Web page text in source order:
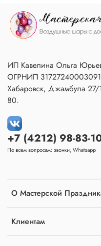
О Мастерской
Клиентам
+7 (4212) 98-83-
По всем вопросам: звонки, Whatsapp
ИП Кавелина Ольга
ОГРНИП
Хабаровск, Джамбула
80.